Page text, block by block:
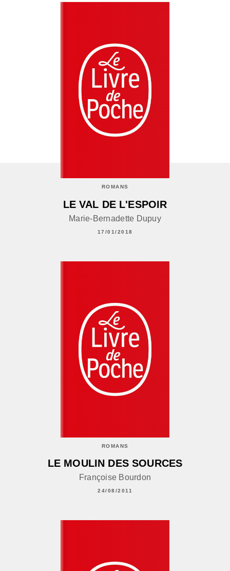
ROMANS
LE VAL DE L'ESPOIR
Marie-Bernadette Dupuy
17/01/2018
ROMANS
LE MOULIN DES SOURCES
Françoise Bourdon
24/08/2011